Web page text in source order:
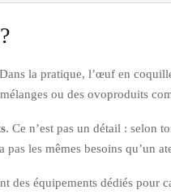
la pratique, l’œuf en
ou des ovoproduits
. Ce n’est pas un détail : selon
les mêmes besoins qu’un
des équipements dédiés pour